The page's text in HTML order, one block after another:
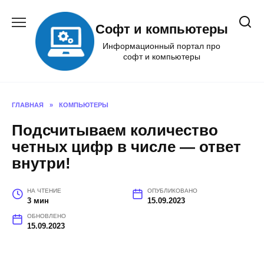
содержанию
Софт и компьютеры
Информационный портал про
софт и компьютеры
ГЛАВНАЯ » КОМПЬЮТЕРЫ
Подсчитываем количество
четных цифр в числе — ответ
внутри!
НА ЧТЕНИЕ
3 мин
ОПУБЛИКОВАНО
15.09.2023
ОБНОВЛЕНО
15.09.2023